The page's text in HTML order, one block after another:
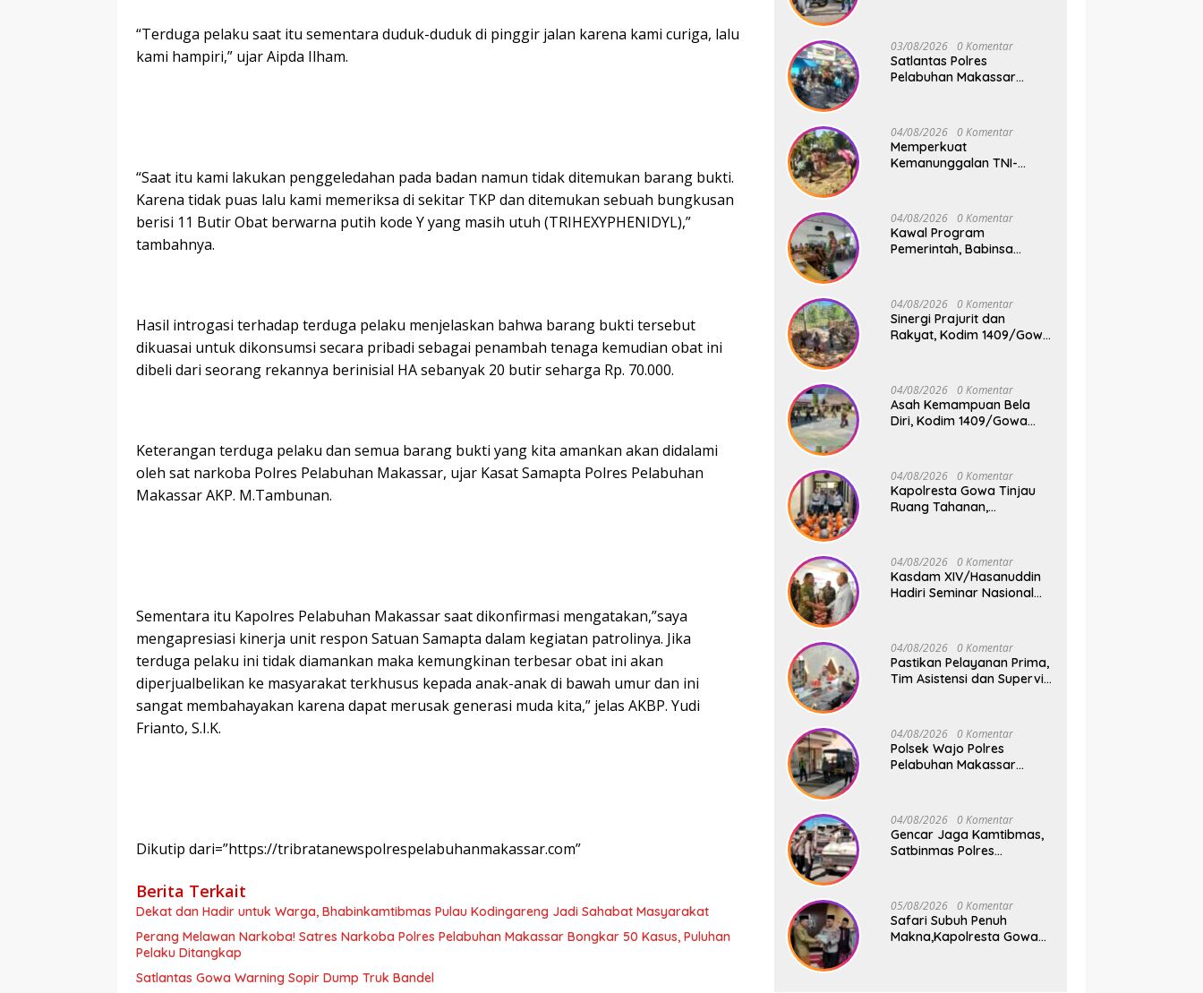
“Terduga pelaku saat itu sementara duduk-duduk di pinggir jalan karena kami curiga, lalu
kami hampiri,” ujar Aipda Ilham.
“Saat itu kami lakukan penggeledahan pada badan namun tidak ditemukan barang bukti.
Karena tidak puas lalu kami memeriksa di sekitar TKP dan ditemukan sebuah bungkusan
berisi 11 Butir Obat berwarna putih kode Y yang masih utuh (TRIHEXYPHENIDYL),”
tambahnya.
Hasil introgasi terhadap terduga pelaku menjelaskan bahwa barang bukti tersebut
dikuasai untuk dikonsumsi secara pribadi sebagai penambah tenaga kemudian obat ini
dibeli dari seorang rekannya berinisial HA sebanyak 20 butir seharga Rp. 70.000.
Keterangan terduga pelaku dan semua barang bukti yang kita amankan akan didalami
oleh sat narkoba Polres Pelabuhan Makassar, ujar Kasat Samapta Polres Pelabuhan
Makassar AKP. M.Tambunan.
Sementara itu Kapolres Pelabuhan Makassar saat dikonfirmasi mengatakan,”saya
mengapresiasi kinerja unit respon Satuan Samapta dalam kegiatan patrolinya. Jika
terduga pelaku ini tidak diamankan maka kemungkinan terbesar obat ini akan
diperjualbelikan ke masyarakat terkhusus kepada anak-anak di bawah umur dan ini
sangat membahayakan karena dapat merusak generasi muda kita,” jelas AKBP. Yudi
Frianto, S.I.K.
Dikutip dari=”https://tribratanewspolrespelabuhanmakassar.com”
Berita Terkait
Dekat dan Hadir untuk Warga, Bhabinkamtibmas Pulau Kodingareng Jadi Sahabat Masyarakat
Perang Melawan Narkoba! Satres Narkoba Polres Pelabuhan Makassar Bongkar 50 Kasus, Puluhan
Pelaku Ditangkap
Satlantas Gowa Warning Sopir Dump Truk Bandel
03/08/2026 0 Komentar
Satlantas Polres
Pelabuhan Makassar
Aman dan Lancar
04/08/2026 0 Komentar
Memperkuat
Kemanunggalan TNI-
Gelar Karya Bakti
Bersama Pemdes Jipang
04/08/2026 0 Komentar
Kawal Program
Pemerintah, Babinsa
Tetebatu Pantau
Penyaluran Makan Bergizi
Gratis di SD Inpres
Biringkaloro
04/08/2026 0 Komentar
Sinergi Prajurit dan
Rakyat, Kodim 1409/Gowa
V di Dua Lokasi Vital
04/08/2026 0 Komentar
Asah Kemampuan Bela
Diri, Kodim 1409/Gowa
Profesionalisme Prajurit
04/08/2026 0 Komentar
Kapolresta Gowa Tinjau
Ruang Tahanan,
04/08/2026 0 Komentar
Kasdam XIV/Hasanuddin
Hadiri Seminar Nasional
Desa
04/08/2026 0 Komentar
Pastikan Pelayanan Prima,
Tim Asistensi dan Supervisi
Samapta dan Command
Center Polresta Gowa
04/08/2026 0 Komentar
Polsek Wajo Polres
Pelabuhan Makassar
Rawan Cegah Kejahatan
04/08/2026 0 Komentar
Gencar Jaga Kamtibmas,
Satbinmas Polres
Pelabuhan Paotere
05/08/2026 0 Komentar
Safari Subuh Penuh
Makna,Kapolresta Gowa